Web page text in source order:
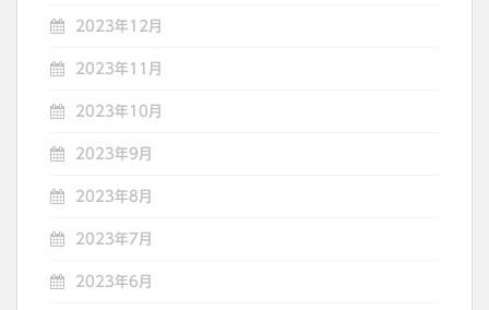
2023年12月
2023年11月
2023年10月
2023年9月
2023年8月
2023年7月
2023年6月